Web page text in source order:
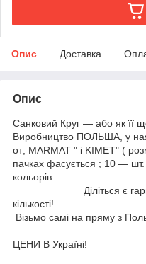
Опис Доставка
Опис
Санковий Круг — або як її
Виробництво ПОЛЬША, у
от; MARMAT " і KIMET" (
пачках фасується ; 10 — шт.
Діліться є гарні
Візьмо самі на
ЦЕНИ В